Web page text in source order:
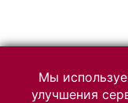
Мы
улучшения